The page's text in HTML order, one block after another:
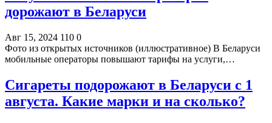
дорожают в Беларуси
Авг 15, 2024 110 0
Фото из открытых источников (иллюстративное) В Беларуси
мобильные операторы повышают тарифы на услуги,…
Сигареты подорожают в Беларуси с 1
августа. Какие марки и на сколько?